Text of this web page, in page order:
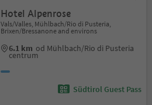
Hotel Alpenrose
Vals/Valles, Mühlbach/Rio di Pusteria,
Brixen/Bressanone and environs
6.1 km od Mühlbach/Rio di Pusteria
centrum
Südtirol Guest Pass